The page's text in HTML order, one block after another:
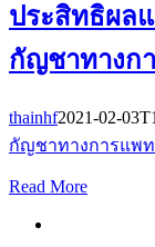
ประสิทธิผล
กัญชาทางก
thainhf2021-02-
กัญชาทางการแพ
Read More